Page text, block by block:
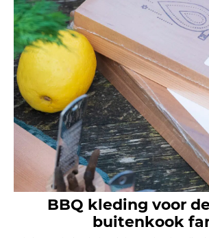
BBQ kleding voor
buitenkook